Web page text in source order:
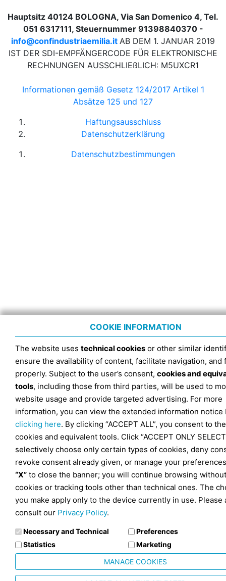
Hauptsitz 40124 BOLOGNA, Via San Domenico 4, Tel.
051 6317111, Steuernummer 91398840370 -
info@confindustriaemilia.it AB DEM 1. JANUAR 2019
IST DER SDI-EMPFÄNGERCODE FÜR ELEKTRONISCHE
RECHNUNGEN AUSSCHLIEßLICH: M5UXCR1
Informationen gemäß Gesetz 124/2017 Artikel 1
Absätze 125 und 127
Haftungsausschluss
Datenschutzerklärung
Datenschutzbestimmungen
COOKIE INFORMATION
The website uses technical cookies or other similar
ensure the availability of content, facilitate navigation, and
properly. Subject to the user’s consent, cookies and
tools, including those from third parties, will be used to
website usage and provide targeted advertising. For more
information, you can view the extended information notice
clicking here. By clicking “ACCEPT ALL”, you consent to
cookies and equivalent tools. Click “ACCEPT ONLY
selectively choose only certain types of cookies, deny
revoke consent already given, or manage your
“X” to close the banner; you will continue browsing without
cookies or tracking tools other than technical ones. The
you make apply only to the device currently in use. Please
consult our Privacy Policy.
Necessary and Technical
Preferences
Statistics
Marketing
MANAGE COOKIES